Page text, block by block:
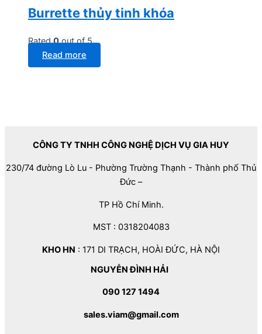
Burrette thủy tinh khóa
Rated0out of 5
Read more
CÔNG TY TNHH CÔNG NGHỆ DỊCH VỤ GIA HUY
230/74 đường Lò Lu - Phường Trường Thạnh - Thành phố Thủ
Đức –
TP Hồ Chí Minh.
MST : 0318204083
KHO HN : 171 DI TRẠCH, HOÀI ĐỨC, HÀ NỘI
NGUYỄN ĐÌNH HẢI
090 127 1494
sales.viam@gmail.com